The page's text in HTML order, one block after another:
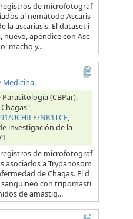
de microfotograf
al nemátodo Ascaris
la ascariasis. El dataset i
huevo, apéndice con Asc
macho y...
Medicina
(CBPar),
UCHILE/NK1TCE,
investigación de la
de microfotograf
asociados a Trypanosom
de Chagas. El d
con tripomasti
de amastig...